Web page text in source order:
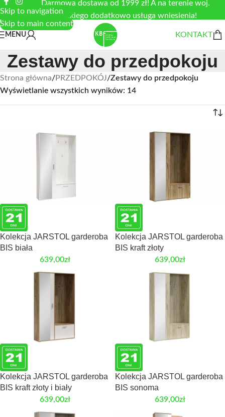
Skip to navigation
Skip to main content
Darmowa dostawa od 1999 zł! A na terenie woj.
łódzkiego dodatkowo usługa wniesienia!
MENU KONTAKT
Zestawy do przedpokoju
Strona główna/PRZEDPOKÓJ/Zestawy do przedpokoju
Wyświetlanie wszystkich wyników: 14
Kolekcja JARSTOL garderoba
BIS biała
639,00zł
Kolekcja JARSTOL garderoba
BIS kraft złoty
639,00zł
Kolekcja JARSTOL garderoba
BIS kraft złoty i biały
639,00zł
Kolekcja JARSTOL garderoba
BIS sonoma
639,00zł